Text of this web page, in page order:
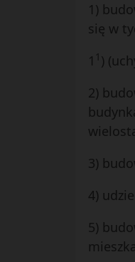
1)
się w
1 1 )
2)
3)
4)
5)